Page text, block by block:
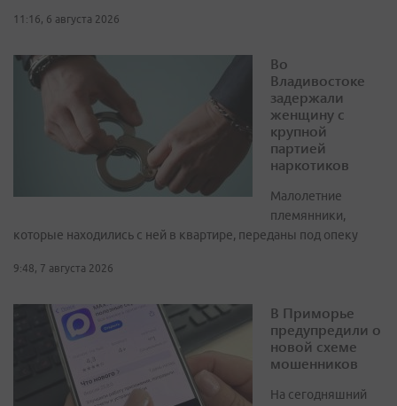
11:16, 6 августа 2026
Во
Владивостоке
задержали
женщину с
крупной
партией
наркотиков
Малолетние
племянники,
которые находились с ней в квартире, переданы под опеку
9:48, 7 августа 2026
В Приморье
предупредили о
новой схеме
мошенников
На сегодняшний